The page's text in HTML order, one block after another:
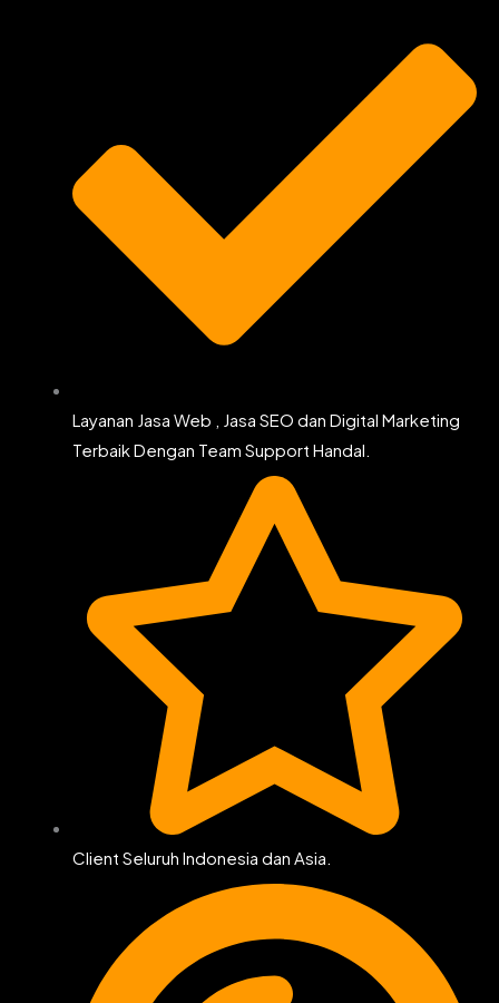
Layanan Jasa Web , Jasa SEO dan Digital Marketing
Terbaik Dengan Team Support Handal.
Client Seluruh Indonesia dan Asia.